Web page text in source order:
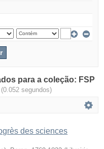
para a coleção: FSP
(0.052 segundos)
des sciences